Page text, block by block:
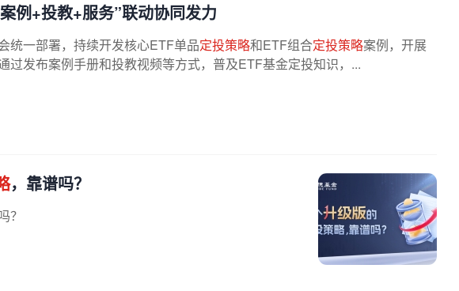
例+投教+服务”联动协同发力
统一部署，持续开发核心ETF单品定投策略和ETF组合定投策略案例，开展
过发布案例手册和投教视频等方式，普及ETF基金定投知识，...
，靠谱吗？
？